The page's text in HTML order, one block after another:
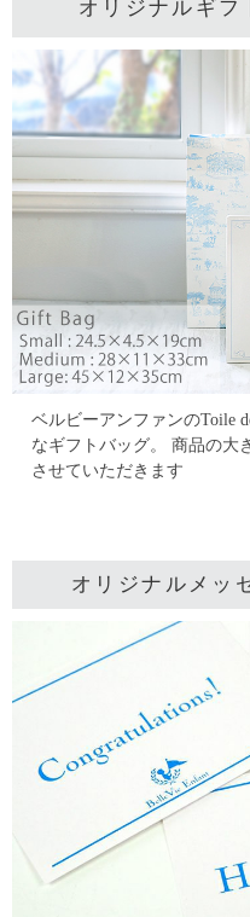
オリジナルギフ
ベルビーアンファンのToile
なギフトバッグ。
商品の大
させていただきます
オリジナルメッ